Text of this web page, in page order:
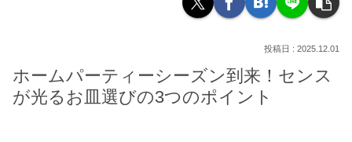
2025.12.01
ホームパーティーシーズン到来！センス
が光るお皿選びの3つのポイント